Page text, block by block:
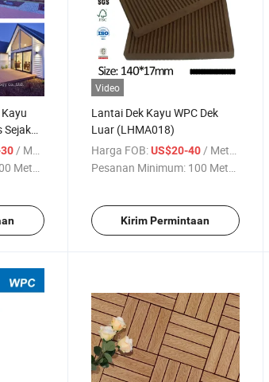
Sejak
/ Meter persegi
Meter ...
Video
Lantai Dek Kayu WPC Dek
Luar (LHMA018)
Harga FOB: US$20-40/ Meter persegi
Pesanan Minimum: 100 Meter ...
Kirim Permintaan